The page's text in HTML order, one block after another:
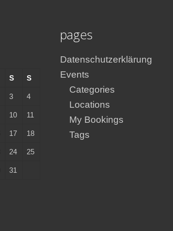
S S
3 4
10 11
17 18
24 25
31
pages
Datenschutzerklärung
Events
Categories
Locations
My Bookings
Tags